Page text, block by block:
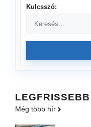
Kulcsszó:
Még több hír